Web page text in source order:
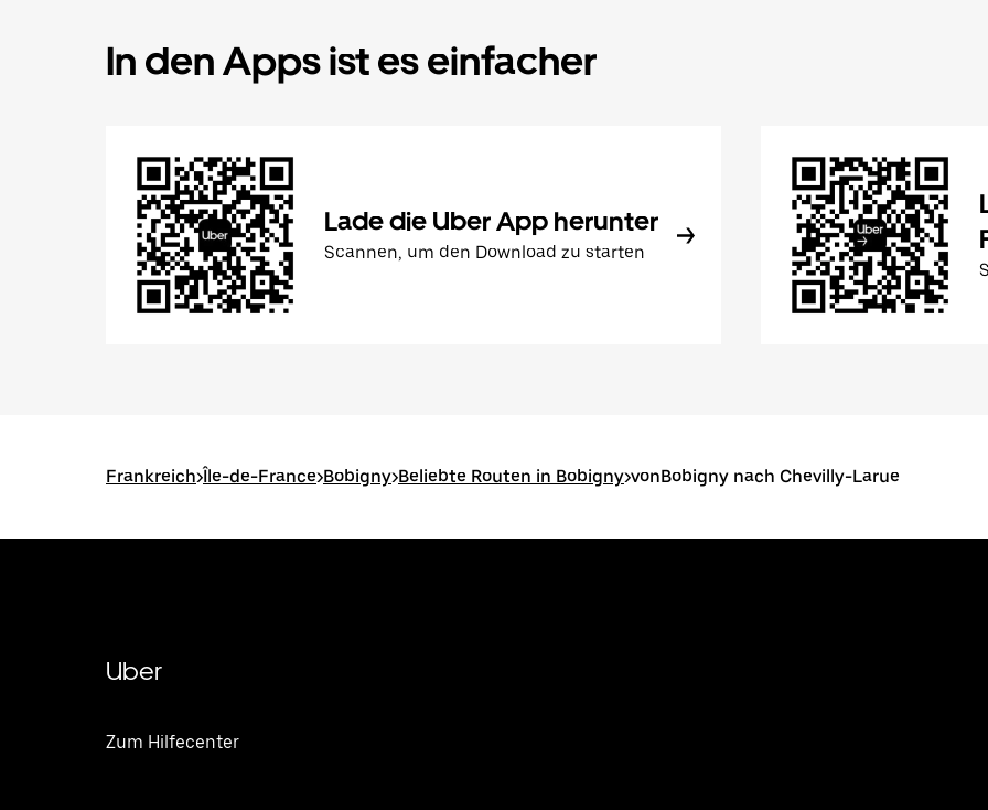
In den Apps ist es einfacher
Lade die Uber App herunter
Scannen, um den Download zu starten
Frankreich>Île-de-France>Bobigny>Beliebte Routen in Bobigny>vonBobigny nach Chevilly-Larue
Uber
Zum Hilfecenter